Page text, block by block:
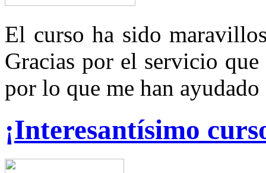
El curso ha sido
Gracias por el servicio
por lo que me han
¡Interesantísimo